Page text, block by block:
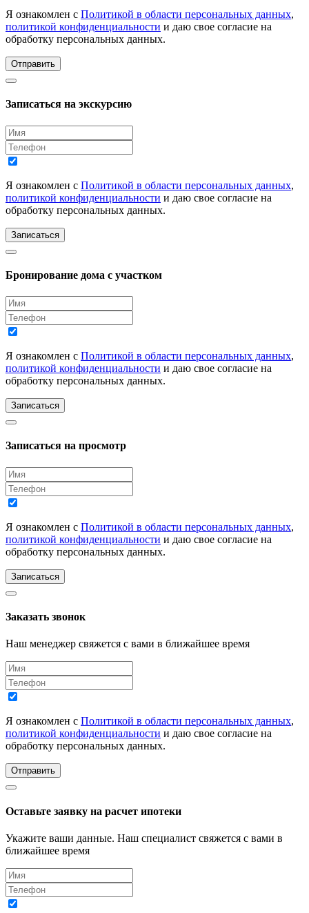
Я ознакомлен с Политикой в области персональных данных,
политикой конфиденциальности и даю свое согласие на
обработку персональных данных.
Отправить
Записаться на экскурсию
Я ознакомлен с Политикой в области персональных данных,
политикой конфиденциальности и даю свое согласие на
обработку персональных данных.
Записаться
Бронирование дома с участком
Я ознакомлен с Политикой в области персональных данных,
политикой конфиденциальности и даю свое согласие на
обработку персональных данных.
Записаться
Записаться на просмотр
Я ознакомлен с Политикой в области персональных данных,
политикой конфиденциальности и даю свое согласие на
обработку персональных данных.
Записаться
Заказать звонок
Наш менеджер свяжется с вами в ближайшее время
Я ознакомлен с Политикой в области персональных данных,
политикой конфиденциальности и даю свое согласие на
обработку персональных данных.
Отправить
Оставьте заявку на расчет ипотеки
Укажите ваши данные. Наш специалист свяжется с вами в
ближайшее время